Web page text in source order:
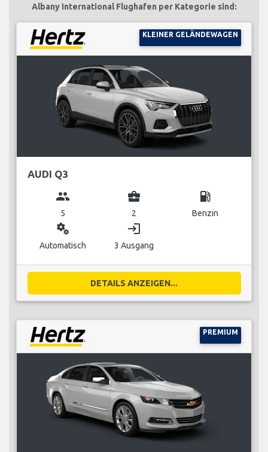
Albany International Flughafen per Kategorie sind:
KLEINER GELÄNDEWAGEN
AUDI Q3
group
5
business_center
2
local_gas_station
Benzin
miscellaneous_services
Automatisch
login
3 Ausgang
DETAILS ANZEIGEN...
PREMIUM